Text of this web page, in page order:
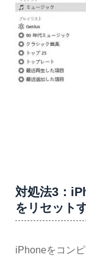
対処法3：
をリセット
iPhoneをコン